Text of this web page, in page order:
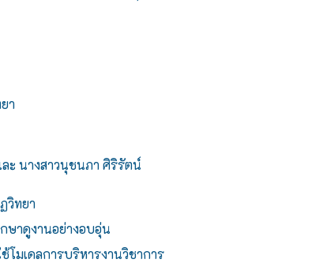
า
ะ นางสาวนุชนภา ศิริรัตน์
วิทยา
าดูงานอย่างอบอุ่น
โมเดลการบริหารงานวิชาการ